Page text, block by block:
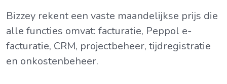
Bizzey rekent een vaste maandelijkse prijs die
alle functies omvat: facturatie, Peppol e-
facturatie, CRM, projectbeheer, tijdregistratie
en onkostenbeheer.